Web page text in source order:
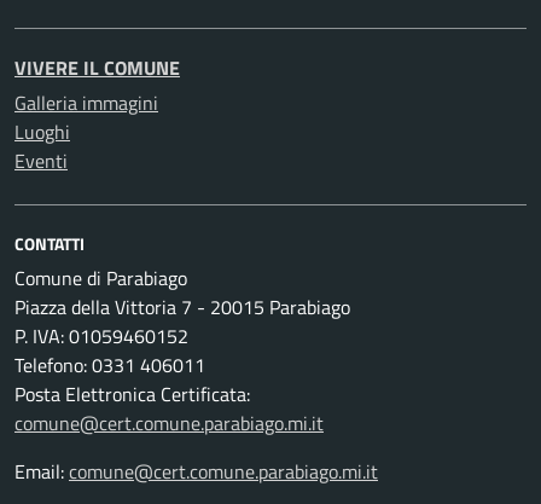
VIVERE IL COMUNE
Galleria immagini
Luoghi
Eventi
CONTATTI
Comune di Parabiago
Piazza della Vittoria 7 - 20015 Parabiago
P. IVA: 01059460152
Telefono: 0331 406011
Posta Elettronica Certificata:
comune@cert.comune.parabiago.mi.it
Email:comune@cert.comune.parabiago.mi.it